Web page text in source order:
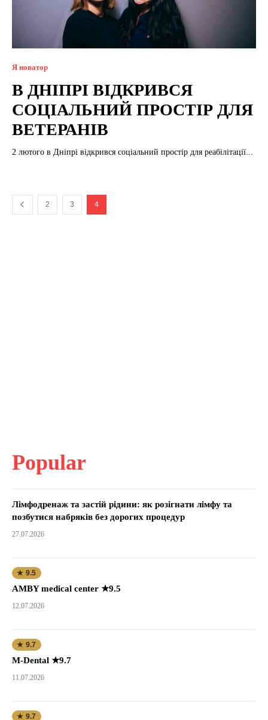
Я новатор
В ДНІПРІ ВІДКРИВСЯ
СОЦІАЛЬНИЙ ПРОСТІР ДЛЯ
ВЕТЕРАНІВ
2 лютого в Дніпрі відкрився соціальний простір для реабілітації...
2 3 4
Popular
Лімфодренаж та застій рідини: як розігнати лімфу та
позбутися набряків без дорогих процедур
27.07.2026
★ 9.5
AMBY medical center ★9.5
12.07.2026
★ 9.7
M-Dental ★9.7
11.07.2026
★ 9.7